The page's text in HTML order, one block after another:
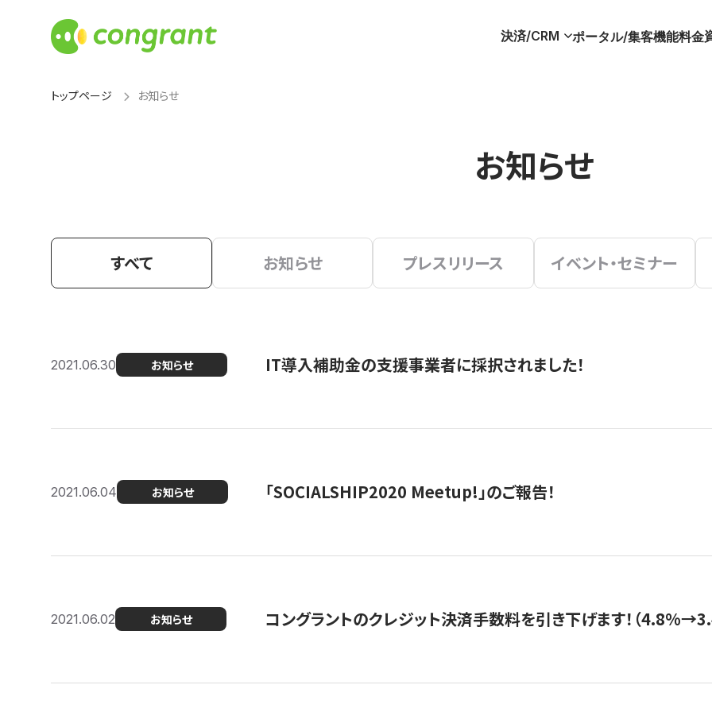
決済/CRM ポータル/集客機能料金
トップページ お知らせ
お知らせ
すべて お知らせ プレスリリース イベント・セミナー
2021.06.30 お知らせ IT導入補助金の支援事業者に採択されました！
2021.06.04 お知らせ 「SOCIALSHIP2020 Meetup!」のご報告！
2021.06.02 お知らせ コングラントのクレジット決済手数料を引き下げます！（